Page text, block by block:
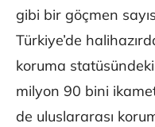
gibi bir göçmen
Türkiye’de
koruma
milyon 90 bini
de uluslararası